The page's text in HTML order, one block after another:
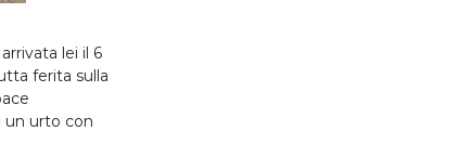
lei il 6
ferita sulla
un urto con